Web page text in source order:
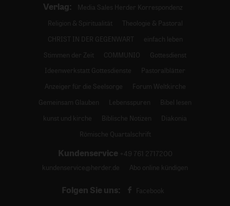
Verlag:
Media Sales Herder Korrespondenz
Religion & Spiritualität
Theologie & Pastoral
CHRIST IN DER GEGENWART
einfach leben
Stimmen der Zeit
COMMUNIO
Gottesdienst
Ideenwerkstatt Gottesdienste
Pastoralblätter
Anzeiger für die Seelsorge
Forum Weltkirche
Gemeinsam Glauben
Lebensspuren
Bibel lesen
kunst und kirche
Biblische Notizen
Diakonia
Römische Quartalschrift
Kundenservice +49 761 2717200
kundenservice@herder.de
Abo online kündigen
Folgen Sie uns: Facebook